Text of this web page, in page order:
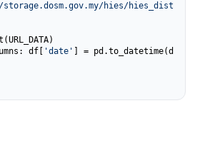
hies/hies_dist
df[ 'date'
] = pd.to_datetime(d